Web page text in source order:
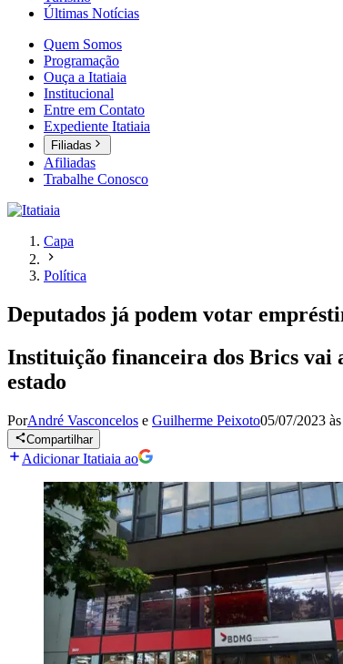
Últimas Notícias
Quem Somos
Programação
Ouça a Itatiaia
Institucional
Entre em Contato
Expediente Itatiaia
Filiadas
Afiliadas
Trabalhe Conosco
Capa
Política
Deputados já podem votar
Instituição financeira dos Brics vai
estado
PorAndré Vasconcelos e Guilherme Peixoto05/07/2023
Compartilhar
Adicionar Itatiaia ao